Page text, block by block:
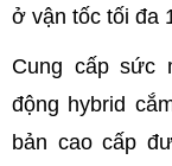
ở vận tốc tối đa
Cung cấp sức
động hybrid
bản cao cấp